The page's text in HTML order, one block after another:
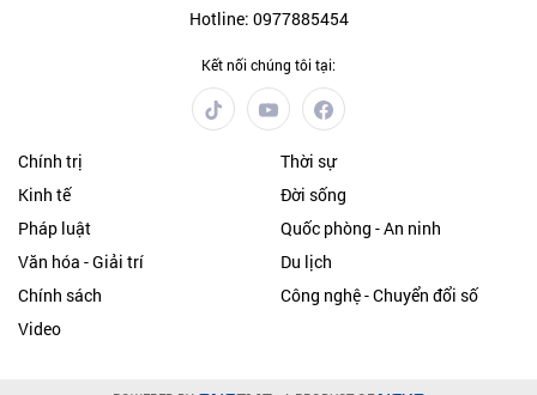
Hotline: 0977885454
Kết nối chúng tôi tại:
Chính trị
Thời sự
Kinh tế
Đời sống
Pháp luật
Quốc phòng - An ninh
Văn hóa - Giải trí
Du lịch
Chính sách
Công nghệ - Chuyển đổi số
Video